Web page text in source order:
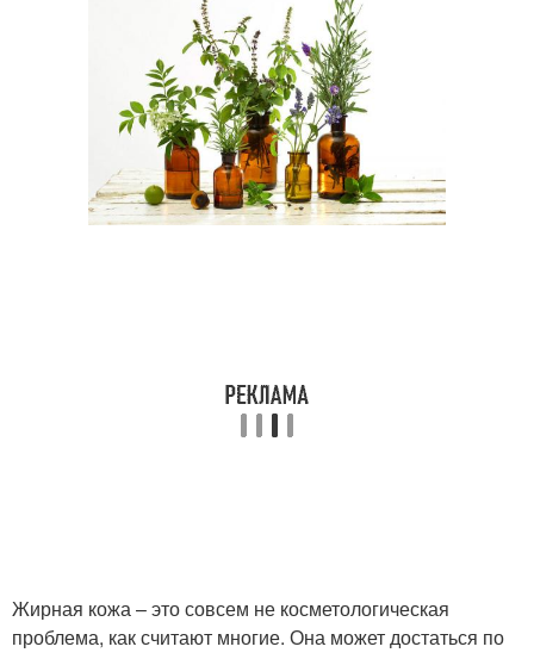
Жирная кожа – это совсем не косметологическая
проблема, как считают многие. Она может достаться по